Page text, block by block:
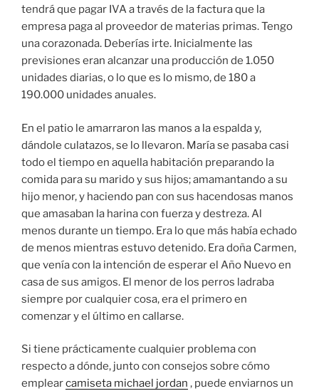
tendrá que pagar IVA a través de la factura que la
empresa paga al proveedor de materias primas. Tengo
una corazonada. Deberías irte. Inicialmente las
previsiones eran alcanzar una producción de 1.050
unidades diarias, o lo que es lo mismo, de 180 a
190.000 unidades anuales.
En el patio le amarraron las manos a la espalda y,
dándole culatazos, se lo llevaron. María se pasaba casi
todo el tiempo en aquella habitación preparando la
comida para su marido y sus hijos; amamantando a su
hijo menor, y haciendo pan con sus hacendosas manos
que amasaban la harina con fuerza y destreza. Al
menos durante un tiempo. Era lo que más había echado
de menos mientras estuvo detenido. Era doña Carmen,
que venía con la intención de esperar el Año Nuevo en
casa de sus amigos. El menor de los perros ladraba
siempre por cualquier cosa, era el primero en
comenzar y el último en callarse.
Si tiene prácticamente cualquier problema con
respecto a dónde, junto con consejos sobre cómo
emplearcamiseta michael jordan , puede enviarnos un